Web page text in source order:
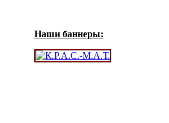
Наши баннеры: